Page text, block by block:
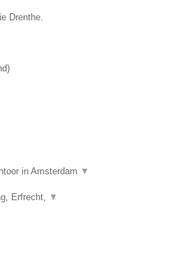
Drenthe.
)
in Amsterdam ▼
Erfrecht, ▼